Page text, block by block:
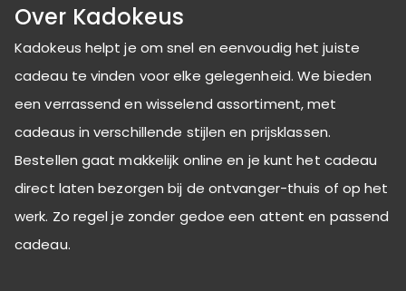
Over Kadokeus
Kadokeus helpt je om snel en eenvoudig het juiste
cadeau te vinden voor elke gelegenheid. We bieden
een verrassend en wisselend assortiment, met
cadeaus in verschillende stijlen en prijsklassen.
Bestellen gaat makkelijk online en je kunt het cadeau
direct laten bezorgen bij de ontvanger-thuis of op het
werk. Zo regel je zonder gedoe een attent en passend
cadeau.